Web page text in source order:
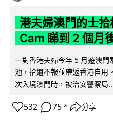
港夫婦澳門的士
Cam 睇到 2 個月
一對香港夫婦今年 5 月遊澳門
池，拾遺不報並帶返香港自用
次入境澳門時，被治安警察局
532 75 ↗ 分享